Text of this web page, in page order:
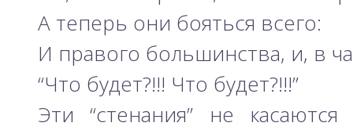
А теперь они бояться всего:
И правого большинства, и, в
“Что будет?!!! Что будет?!!!”
Эти “стенания” не